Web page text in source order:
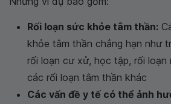
Rối loạn sức khỏe tâm thần:
khỏe tâm thần chẳng hạn như
rối loạn cư xử, học tập, rối loạn
các rối loạn tâm thần khác
Các vấn đề y tế có thể ảnh